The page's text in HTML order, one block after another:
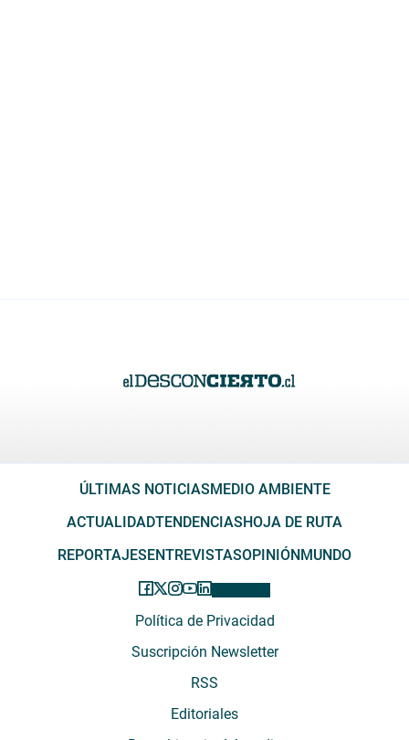
ÚLTIMAS NOTICIAS MEDIO AMBIENTE
ACTUALIDADTENDENCIAS HOJA DE RUTA
REPORTAJES ENTREVISTASOPINIÓN MUNDO
Política de Privacidad
Suscripción Newsletter
RSS
Editoriales